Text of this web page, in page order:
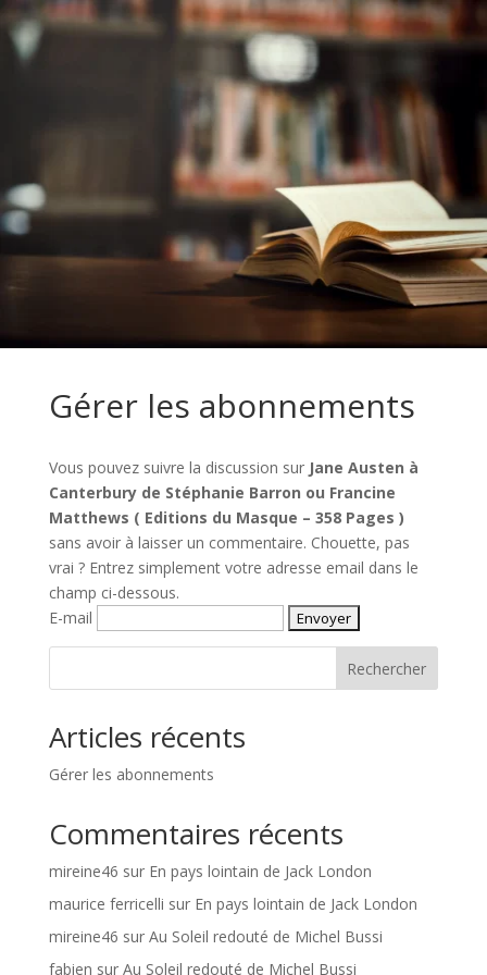
Gérer les abonnements
Vous pouvez suivre la discussion sur Jane Austen à
Canterbury de Stéphanie Barron ou Francine
Matthews ( Editions du Masque – 358 Pages )
sans avoir à laisser un commentaire. Chouette, pas
vrai ? Entrez simplement votre adresse email dans le
champ ci-dessous.
E-mail
Rechercher
Articles récents
Gérer les abonnements
Commentaires récents
mireine46 sur En pays lointain de Jack London
maurice ferricelli sur En pays lointain de Jack London
mireine46 sur Au Soleil redouté de Michel Bussi
fabien sur Au Soleil redouté de Michel Bussi